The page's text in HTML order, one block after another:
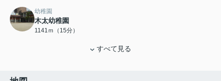
幼稚園
木太幼稚園
1141ｍ（15分）
すべて見る